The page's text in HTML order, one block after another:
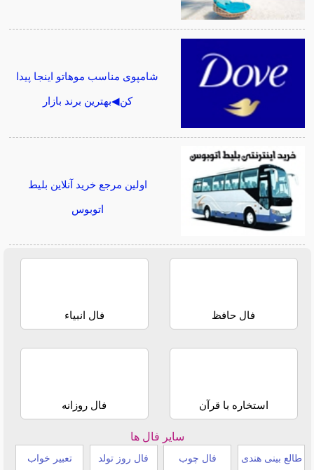
شامپوی مناسب موهاتو اینجا پیدا
کن◀بهترین برند بازار
اولین مرجع خرید آنلاین بلیط
اتوبوس
فال حافظ فال انبیاء
استخاره با قرآن فال روزانه
سایر فال ها
طالع بینی هندی فال چوب فال روز تولد تعبیر خواب